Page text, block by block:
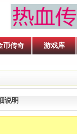
币传奇 游戏库
说明